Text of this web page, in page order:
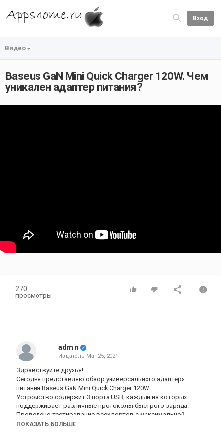
Вход
Видео
Baseus GaN Mini Quick Charger 120W. Чем
уникален адаптер питания?
270
просмотры
admin
Издатель Mar 25, 2021
Здравствуйте друзья!
Сегодня представляю обзор универсального адаптера
питания Baseus GaN Mini Quick Charger 120W.
Устройство содержит 3 порта USB, каждый из которых
поддерживает различные протоколы быстрого заряда.
Проведено тестирование всех портов с максимальной
нагрузкой, заявленной производителем.
ПОКАЗАТЬ БОЛЬШЕ